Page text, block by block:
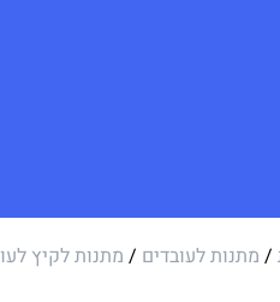
/ מתנות לעובדים / מתנות לקיץ